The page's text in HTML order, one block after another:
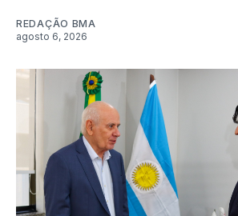
REDAÇÃO BMA
agosto 6, 2026